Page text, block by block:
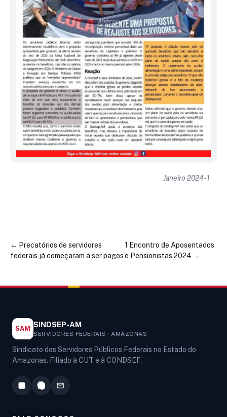
Janeiro 2024 - 1
← Precatórios de servidores
federais já começaram a ser pagos
1 Encontro de Aposentados
e Pensionistas 2024 →
SAM SINDSEP-AM
SERVIDORES FEDERAIS · AMAZONAS
Sindicato dos Servidores Públicos Federais no Estado do
Amazonas. Filiado à CUT e à CONDSEF.